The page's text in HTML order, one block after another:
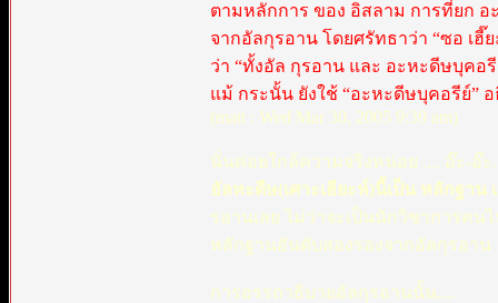
ตามหลักการ ของ อิสลาม การที่ยก อ
จากอัลกุรอาน โดยศรัทธาว่า “ซอ เฮี๊
ว่า “ทั้งอัล กุรอาน และ อะหะดีษบุคอ
แม้ กระนั้น ยังใช้ “อะหะดีษบุคอรีย์”
(matt : Wed Mar 30, 2005 9:39 am)
นั่นค่อยใกล้ความจริงหน่อย .... อ๊ะ-อ๊
อัลหะดีษ(เศาะเฮียะห์)นี้เป็น หลักฐา
รอานเลย ไม่ว่าจะเป็นนักวิชาการคน
หลักฐานอันดับสองรองจากอัลกุรอาน
การอรรถาธิบายอัลกุรอานนั้น....